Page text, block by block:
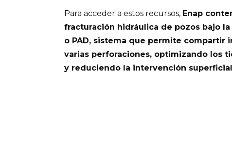
Para acceder a estos recursos, Enap
fracturación hidráulica de pozos bajo
o PAD, sistema que permite compartir
varias perforaciones, optimizando los
y reduciendo la intervención superficial